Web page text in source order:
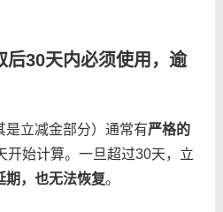
30天内必须使用，逾
是立减金部分）通常有严格的
开始计算。一旦超过30天，立
期，也无法恢复。